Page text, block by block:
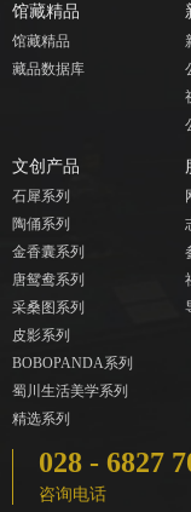
馆藏精品
馆藏精品
藏品数据库
文创产品
石犀系列
陶俑系列
金香囊系列
唐鸳鸯系列
采桑图系列
皮影系列
BOBOPANDA系列
蜀川生活美学系列
精选系列
028 - 6827
咨询电话